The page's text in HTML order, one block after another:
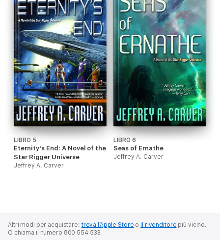
LIBRO 5
Eternity's End: A Novel of the
Star Rigger Universe
Jeffrey A. Carver
LIBRO 6
Seas of Ernathe
Jeffrey A. Carver
Altri modi per acquistare:trova l’Apple Store oil rivenditore più vicino.
O chiama il numero 800 554 533.